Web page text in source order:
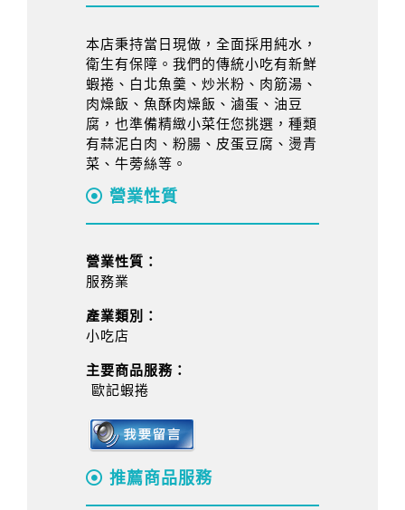
本店秉持當日現做，全面採用純水，
衛生有保障。我們的傳統小吃有新鮮
蝦捲、白北魚羹、炒米粉、肉筋湯、
肉燥飯、魚酥肉燥飯、滷蛋、油豆
腐，也準備精緻小菜任您挑選，種類
有蒜泥白肉、粉腸、皮蛋豆腐、燙青
菜、牛蒡絲等。
營業性質
營業性質：
服務業
產業類別：
小吃店
主要商品服務：
歐記蝦捲
推薦商品服務